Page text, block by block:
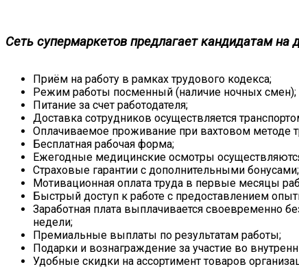
Сеть супермаркетов предлагает кандидатам
Приём на работу в рамках трудового кодекса;
Режим работы посменный (наличие ночных смен);
Питание за счет работодателя;
Доставка сотрудников осуществляется
Оплачиваемое проживание при вахтовом методе
Бесплатная рабочая форма;
Ежегодные медицинские осмотры
Страховые гарантии с дополнительными бонусами;
Мотивационная оплата труда в первые месяцы
Быстрый доступ к работе с предоставлением
Заработная плата выплачивается своевременно
недели;
Премиальные выплаты по результатам работы;
Подарки и вознаграждение за участие во
Удобные скидки на ассортимент товаров